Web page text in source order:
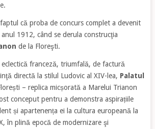
că proba de concurs complet a devenit
1912, când se derula construcţia
de la Floreşti.
franceză, triumfală, de factură
directă la stilul Ludovic al XIV-lea, Palatul
– replica micșorată a Marelui Trianon
conceput pentru a demonstra aspirațiile
și apartenența ei la cultura europeană la
în plină epocă de modernizare şi